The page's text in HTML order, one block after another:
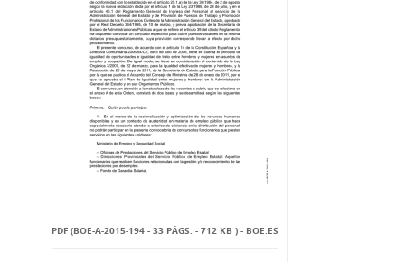
PDF (BOE-A-2015-194 - 33 PÁGS. - 712 KB ) - BOE.ES